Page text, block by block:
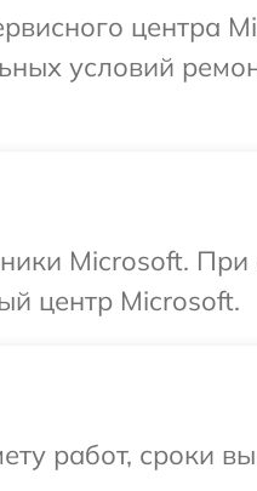
центра
условий
Microsoft. При
центр Microsoft.
работ, сроки